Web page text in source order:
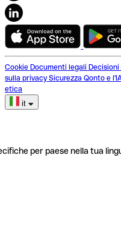
Cookie Documenti legali
sulla privacy Sicurezza Qonto e
etica
it
per paese nella tua